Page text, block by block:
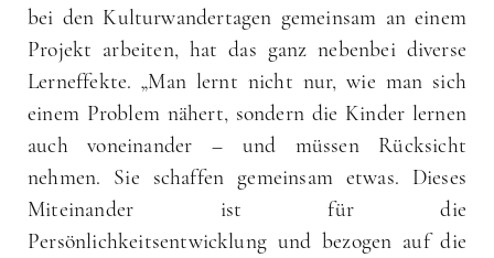
bei den Kulturwandertagen gemeinsam an einem
Projekt arbeiten, hat das ganz nebenbei diverse
Lerneffekte. „Man lernt nicht nur, wie man sich
einem Problem nähert, sondern die Kinder lernen
auch voneinander – und müssen Rücksicht
nehmen. Sie schaffen gemeinsam etwas. Dieses
Miteinander ist für die
Persönlichkeitsentwicklung und bezogen auf die